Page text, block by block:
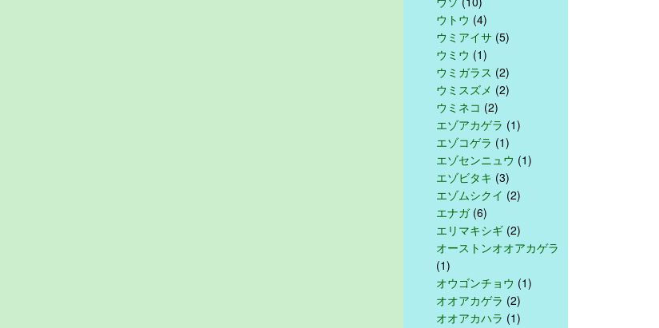
ウトウ (4)
ウミアイサ (5)
ウミウ (1)
ウミガラス (2)
ウミスズメ (2)
ウミネコ (2)
エゾアカゲラ (1)
エゾコゲラ (1)
エゾセンニュウ (1)
エゾビタキ (3)
エゾムシクイ (2)
エナガ(6)
エリマキシギ (2)
オーストンオオアカゲラ
(1)
オウゴンチョウ (1)
オオアカゲラ (2)
オオアカハラ (1)